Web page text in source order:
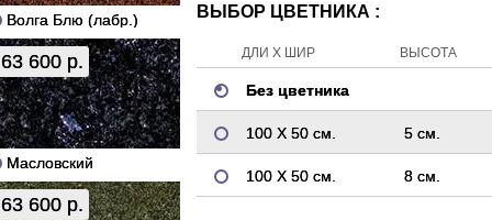
Волга Блю (лабр.)
63 600 р.
Масловский
63 600 р.
ВЫБОР ЦВЕТНИКА :
ДЛИ Х ШИР ВЫСОТА
Без цветника
100 Х 50 см. 5 см.
100 Х 50 см. 8 см.